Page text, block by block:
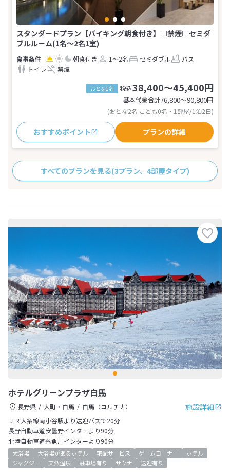
スタンダードプラン【バイキング朝食付き】□禁煙□セミダ
ブルルーム(1名～2名1室)
朝食付き 1～2名 セミダブル
バス
トイレ
禁煙
おとな1名 税込38,400～45,400円
基本代金合計76,800〜90,800円
(おとな2名 こども0名・1部屋/1泊2日)
おすすめポイント プランの詳細
すべてのプランを見る(3プラン、4部屋タイプ)
ホテルグリーンプラザ白馬
施設詳細
長野県 大町・白馬
白馬（コルチナ）
ＪＲ大糸線南小谷駅より送迎バスで20分
長野自動車道安曇野インターより90分
北陸自動車道糸魚川インターより90分
大浴場 大浴場があるホテル 宅配サービス ゲームコーナー
ホテル
ジャグジー
天然温泉 駐車場有り サウナ 送迎有り